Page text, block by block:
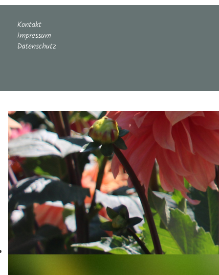
Kontakt
Impressum
Datenschutz